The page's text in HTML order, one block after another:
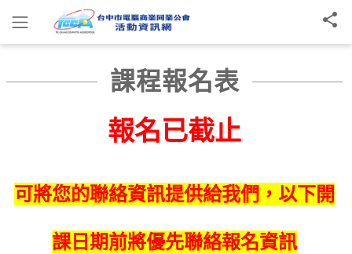
課程報名表
報名已截止
可將您的聯絡資訊提供給我們，以下開
課日期前將優先聯絡報名資訊